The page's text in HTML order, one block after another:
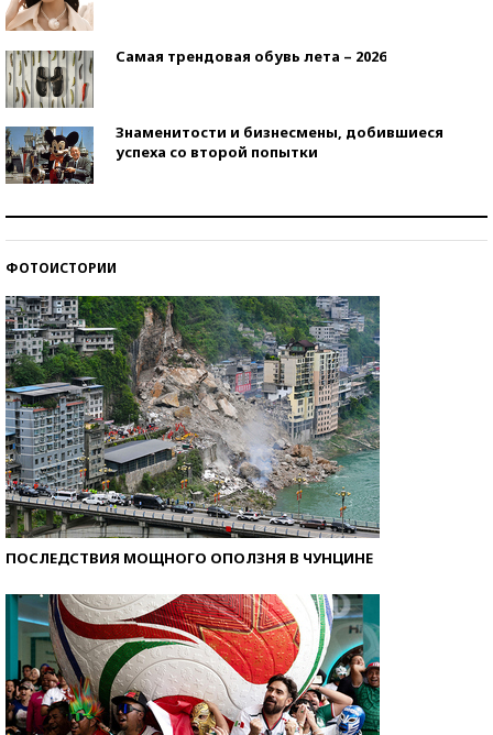
Самая трендовая обувь лета – 2026
Знаменитости и бизнесмены, добившиеся
успеха со второй попытки
ФОТОИСТОРИИ
ПОСЛЕДСТВИЯ МОЩНОГО ОПОЛЗНЯ В ЧУНЦИНЕ